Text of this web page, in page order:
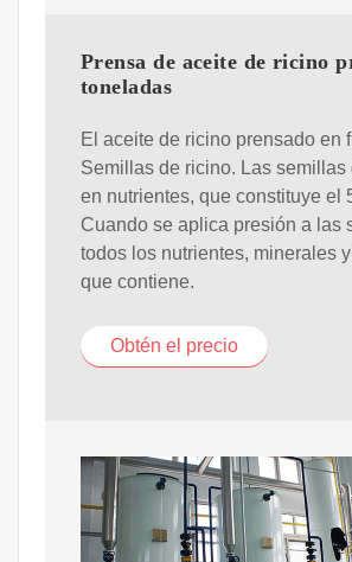
Prensa de aceite de ricino
toneladas
El aceite de ricino prensado en
Semillas de ricino. Las
en nutrientes, que constituye el
Cuando se aplica presión a las
todos los nutrientes, minerales
que contiene.
Obtén el precio